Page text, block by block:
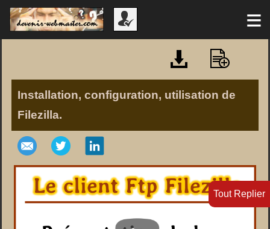
Tout Replier
≡
Installation, configuration, utilisation de
Filezilla.